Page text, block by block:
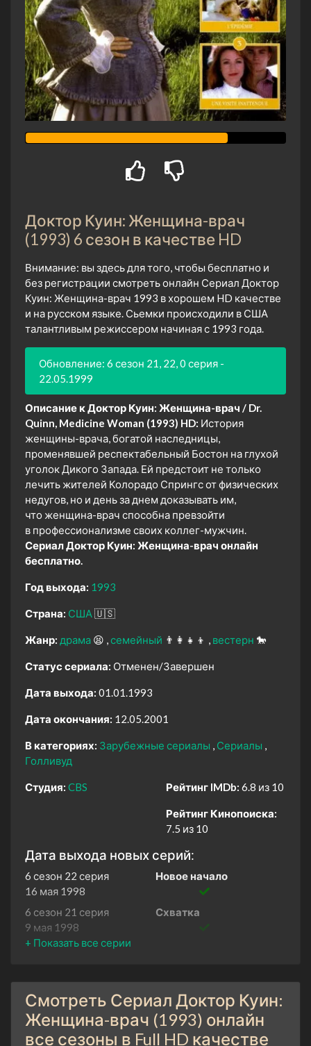
Доктор Куин: Женщина-врач
(1993) 6 сезон в качестве HD
Внимание: вы здесь для того, чтобы бесплатно и
без регистрации смотреть онлайн Сериал Доктор
Куин: Женщина-врач 1993 в хорошем HD качестве
и на русском языке. Сьемки происходили в США
талантливым режиссером начиная с 1993 года.
Обновление: 6 сезон 21, 22, 0 серия -
22.05.1999
Описание к Доктор Куин: Женщина-врач / Dr.
Quinn, Medicine Woman (1993) HD: История
женщины-врача, богатой наследницы,
променявшей респектабельный Бостон на глухой
уголок Дикого Запада. Ей предстоит не только
лечить жителей Колорадо Спрингс от физических
недугов, но и день за днем доказывать им,
что женщина-врач способна превзойти
в профессионализме своих коллег-мужчин.
Сериал Доктор Куин: Женщина-врач онлайн
бесплатно.
Год выхода: 1993
Страна: США🇺🇸
Жанр: драма 😫 семейный 👨‍👩‍👧‍👦 вестерн 🐎
Статус сериала: Отменен/Завершен
Дата выхода: 01.01.1993
Дата окончания: 12.05.2001
В категориях: Зарубежные сериалы
Сериалы
Голливуд
Студия: CBS Рейтинг IMDb: 6.8 из 10
Рейтинг Кинопоиска:
7.5 из 10
Дата выхода новых серий:
6 сезон 22 серия
Новое начало
16 мая 1998
6 сезон 21 серия
Схватка
9 мая 1998
6 сезон 20 серия
6 сезон 19 серия
Месть
25 апреля 1998
6 сезон 18 серия
Человек-птица
18 апреля 1998
Смотреть Сериал Доктор Куин:
Женщина-врач (1993) онлайн
все сезоны в Full HD качестве